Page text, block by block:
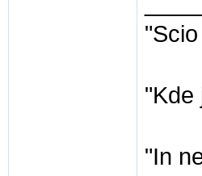
"Kde
"In